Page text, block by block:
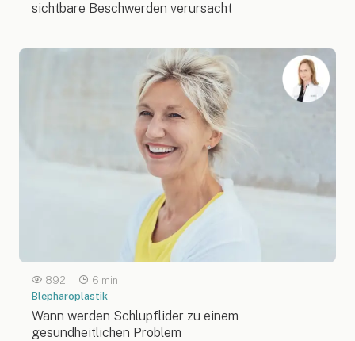
sichtbare Beschwerden verursacht
892
6 min
Blepharoplastik
Wann werden Schlupflider zu einem
gesundheitlichen Problem